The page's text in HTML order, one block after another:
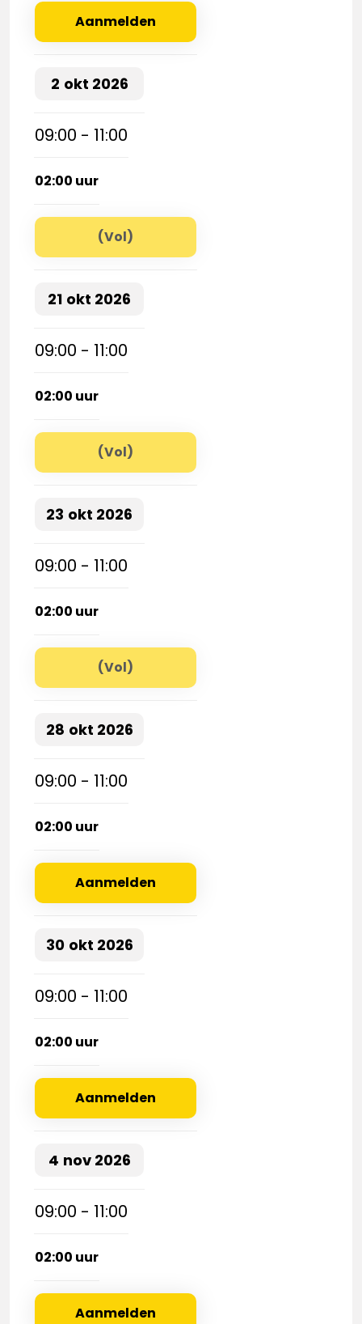
Aanmelden
2 okt 2026
09:00 - 11:00
02:00 uur
(Vol)
21 okt 2026
09:00 - 11:00
02:00 uur
(Vol)
23 okt 2026
09:00 - 11:00
02:00 uur
(Vol)
28 okt 2026
09:00 - 11:00
02:00 uur
Aanmelden
30 okt 2026
09:00 - 11:00
02:00 uur
Aanmelden
4 nov2026
09:00 - 11:00
02:00 uur
Aanmelden